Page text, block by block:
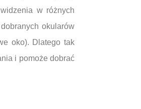
w różnych
okularów
oko). Dlatego tak
i pomoże dobrać